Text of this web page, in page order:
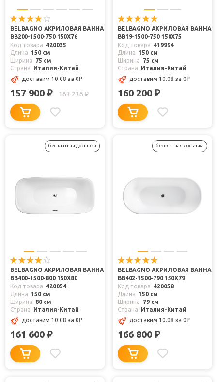
BELBAGNO АКРИЛОВАЯ ВАННА
BB200-1500-750 150X76
Код товара
420035
Длина
150 см
Ширина
75 см
Страна
Италия-Китай
доставим 10.08 за 0₽
157 900 ₽ 163 236₽
BELBAGNO АКРИЛОВАЯ ВАННА
BB19-1500-750 150X75
Код товара
419994
Длина
150 см
Ширина
75 см
Страна
Италия-Китай
доставим 10.08 за 0₽
160 200 ₽
бесплатная доставка
BELBAGNO АКРИЛОВАЯ ВАННА
BB400-1500-800 150X80
Код товара
420054
Длина
150 см
Ширина
80 см
Страна
Италия-Китай
доставим 10.08 за 0₽
161 600 ₽
бесплатная доставка
BELBAGNO АКРИЛОВАЯ ВАННА
BB402-1500-790 150X79
Код товара
420058
Длина
150 см
Ширина
79 см
Страна
Италия-Китай
доставим 10.08 за 0₽
166 800 ₽